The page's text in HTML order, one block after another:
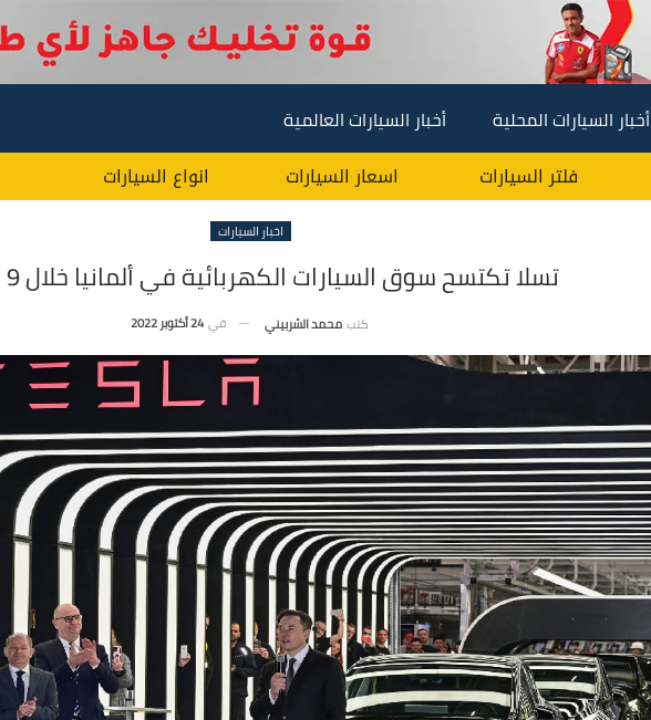
أخبار السيارات المحلية أخبار السيارات العالمية
فلتر السيارات اسعار السيارات انواع السيارات
اخبار السيارات
تسلا تكتسح سوق السيارات الكهربائية في ألمانيا خلال 9 شهور
كتب محمد الشربيني في 24 أكتوبر 2022